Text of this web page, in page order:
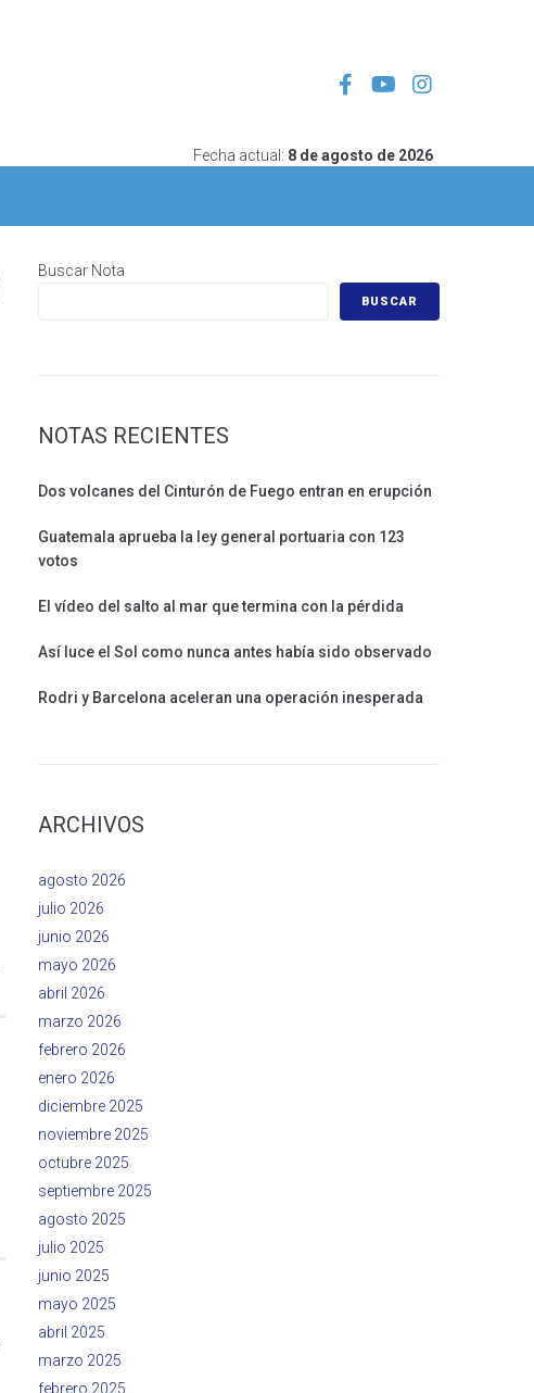
Fecha actual: 8 de agosto de 2026
Buscar Nota
BUSCAR
NOTAS RECIENTES
Dos volcanes del Cinturón de Fuego entran en erupción
Guatemala aprueba la ley general portuaria con 123
votos
El vídeo del salto al mar que termina con la pérdida
Así luce el Sol como nunca antes había sido observado
Rodri y Barcelona aceleran una operación inesperada
ARCHIVOS
agosto 2026
julio 2026
junio 2026
mayo 2026
abril 2026
marzo 2026
febrero 2026
enero 2026
diciembre 2025
noviembre 2025
octubre 2025
septiembre 2025
agosto 2025
julio 2025
junio 2025
mayo 2025
abril 2025
marzo 2025
febrero 2025